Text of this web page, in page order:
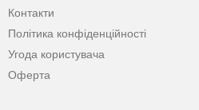
Контакти
Політика конфіденційності
Угода користувача
Оферта